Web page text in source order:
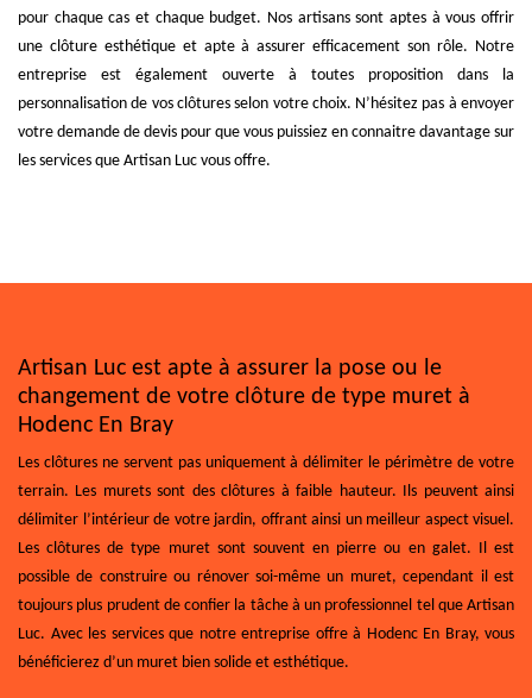
pour chaque cas et chaque budget. Nos artisans sont aptes à vous offrir
une clôture esthétique et apte à assurer efficacement son rôle. Notre
entreprise est également ouverte à toutes proposition dans la
personnalisation de vos clôtures selon votre choix. N’hésitez pas à envoyer
votre demande de devis pour que vous puissiez en connaitre davantage sur
les services que Artisan Luc vous offre.
Artisan Luc est apte à assurer la pose ou le
changement de votre clôture de type muret à
Hodenc En Bray
Les clôtures ne servent pas uniquement à délimiter le périmètre de votre
terrain. Les murets sont des clôtures à faible hauteur. Ils peuvent ainsi
délimiter l’intérieur de votre jardin, offrant ainsi un meilleur aspect visuel.
Les clôtures de type muret sont souvent en pierre ou en galet. Il est
possible de construire ou rénover soi-même un muret, cependant il est
toujours plus prudent de confier la tâche à un professionnel tel que Artisan
Luc. Avec les services que notre entreprise offre à Hodenc En Bray, vous
bénéficierez d’un muret bien solide et esthétique.